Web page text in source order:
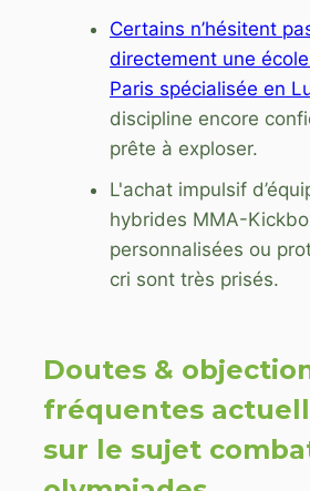
Certains n’hésitent
directement une
Paris spécialisée en
discipline encore
prête à exploser.
L'achat impulsif
hybrides MMA-
personnalisées ou
cri sont très prisés.
Doutes &
fréquentes
sur le sujet